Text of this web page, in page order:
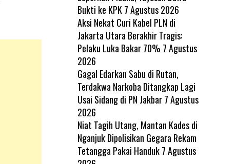
Bukti ke KPK 7 Agustus 2026
Aksi Nekat Curi Kabel PLN di
Jakarta Utara Berakhir Tragis:
Pelaku Luka Bakar 70% 7 Agustus
2026
Gagal Edarkan Sabu di Rutan,
Terdakwa Narkoba Ditangkap Lagi
Usai Sidang di PN Jakbar 7 Agustus
2026
Niat Tagih Utang, Mantan Kades di
Nganjuk Dipolisikan Gegara Rekam
Tetangga Pakai Handuk 7 Agustus